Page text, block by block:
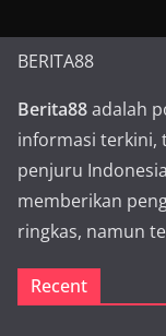
BERITA88
Berita88adalah
informasi terkini,
penjuru
memberikan
ringkas, namun
Recent